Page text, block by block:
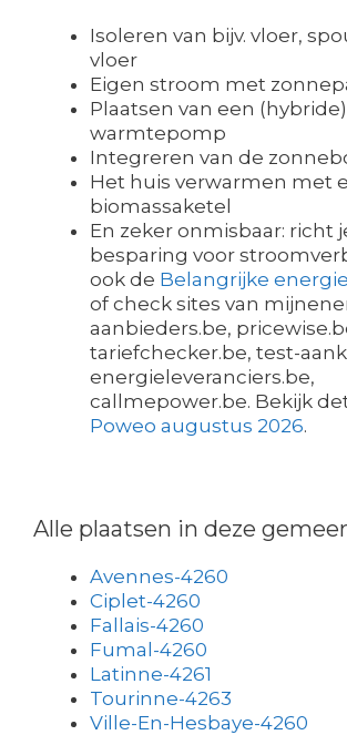
Isoleren van bijv. vloer,
vloer
Eigen stroom met
Plaatsen van een (hybride)
warmtepomp
Integreren van de
Het huis verwarmen met
biomassaketel
En zeker onmisbaar: richt
besparing voor
ook de Belangrijke
of check sites van
aanbieders.be,
tariefchecker.be, test-
energieleveranciers.be,
callmepower.be. Bekijk
Poweo augustus 2026.
Alle plaatsen in deze
Avennes-4260
Ciplet-4260
Fallais-4260
Fumal-4260
Latinne-4261
Tourinne-4263
Ville-En-Hesbaye-4260